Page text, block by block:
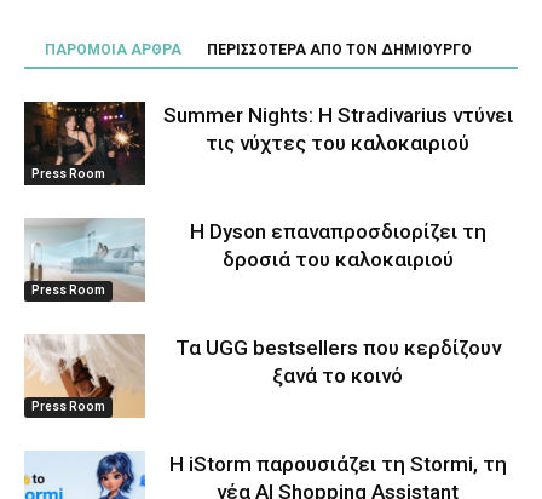
ΠΑΡΟΜΟΙΑ ΑΡΘΡΑ ΠΕΡΙΣΣΟΤΕΡΑ ΑΠΟ ΤΟΝ ΔΗΜΙΟΥΡΓΟ
Press Room
Summer Nights: Η Stradivarius ντύνει
τις νύχτες του καλοκαιριού
Press Room
Η Dyson επαναπροσδιορίζει τη
δροσιά του καλοκαιριού
Press Room
Τα UGG bestsellers που κερδίζουν
ξανά το κοινό
Η iStorm παρουσιάζει τη Stormi, τη
νέα AI Shopping Assistant